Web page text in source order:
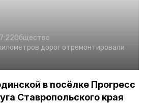
Общество
дорог отремонтировали
в посёлке Прогресс
Ставропольского края